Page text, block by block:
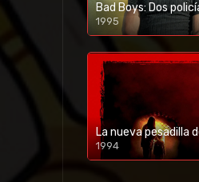
1995
1080p/720p
1994
1080p/720p